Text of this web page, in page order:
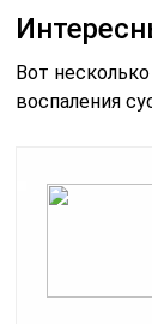
Вот
воспаления